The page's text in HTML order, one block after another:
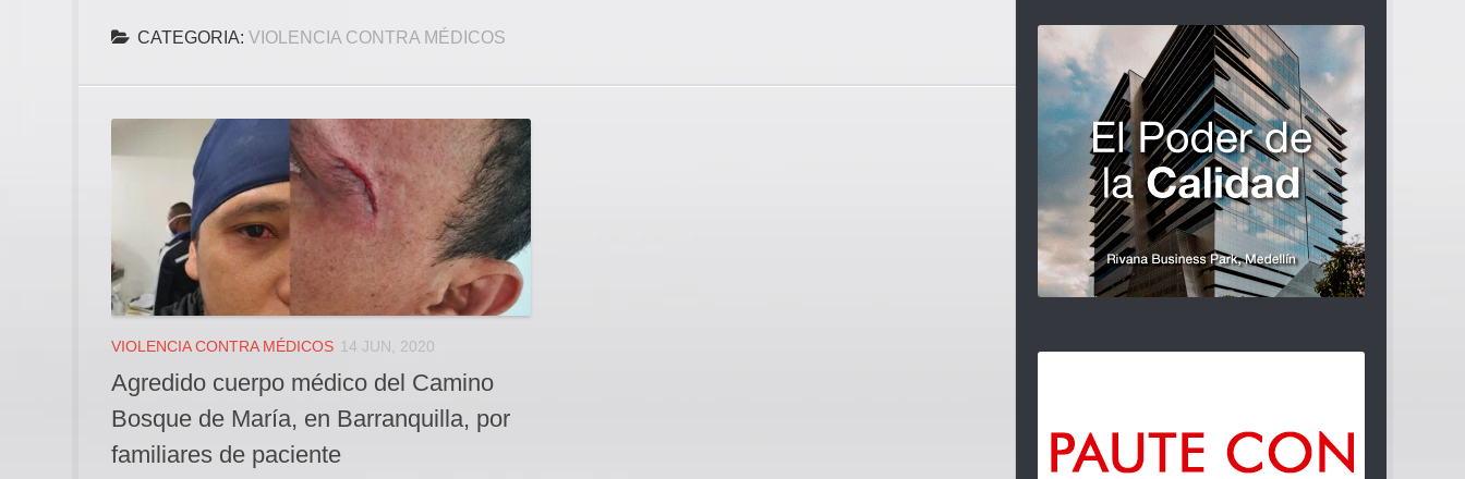
CATEGORIA: VIOLENCIA CONTRA MÉDICOS
VIOLENCIA CONTRA MÉDICOS 14 JUN, 2020
Agredido cuerpo médico del Camino
Bosque de María, en Barranquilla, por
familiares de paciente